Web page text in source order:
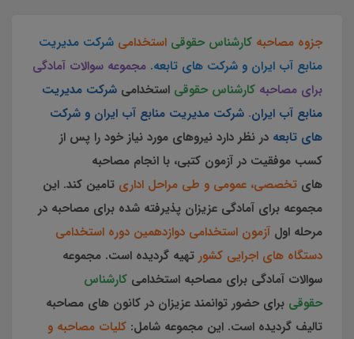
جزوه مصاحبه کارشناس حقوقی استخدامی شرکت مدیریت
منابع آب ایران و شرکت های تابعه. مجموعه سوالات آمادگی
برای مصاحبه کارشناس حقوقی استخدامی شرکت مدیریت
منابع آب ایران. شرکت مدیریت منابع آب ایران و شرکت
های تابعه در نظر دارد نیروهای مورد نیاز خود را پس از
کسب موفقیت در آزمون کتبی، با انجام مصاحبه
های تخصصی، عمومی و طی مراحل اداری تامین کند. این
مجموعه برای آمادگی عزیزان پذیرفته شده برای مصاحبه در
مرحله اول آزمون استخدامی دوازدهمین دوره استخدامی
دستگاه های اجرایی کشور تهیه گردیده است. مجموعه
سوالات آمادگی برای مصاحبه استخدامی کارشناس
حقوقی برای حضور توانمند عزیزان در کانون های مصاحبه
تالیف گردیده است. این مجموعه شامل: کلیات مصاحبه و